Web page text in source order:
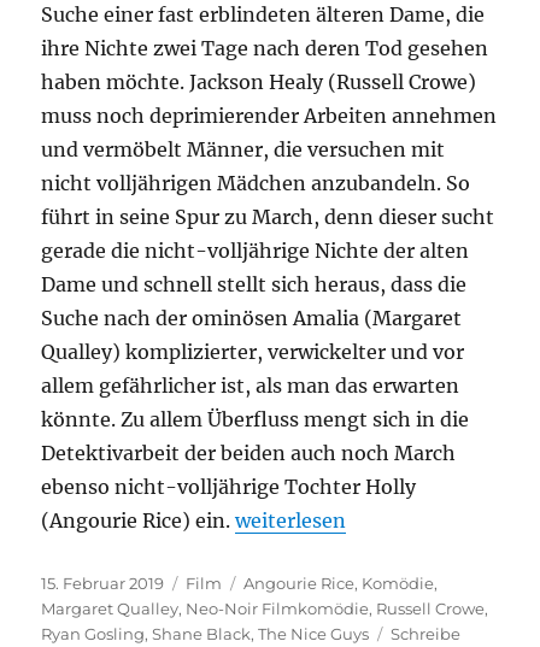
Suche einer fast erblindeten älteren Dame, die
ihre Nichte zwei Tage nach deren Tod gesehen
haben möchte. Jackson Healy (Russell Crowe)
muss noch deprimierender Arbeiten annehmen
und vermöbelt Männer, die versuchen mit
nicht volljährigen Mädchen anzubandeln. So
führt in seine Spur zu March, denn dieser sucht
gerade die nicht-volljährige Nichte der alten
Dame und schnell stellt sich heraus, dass die
Suche nach der ominösen Amalia (Margaret
Qualley) komplizierter, verwickelter und vor
allem gefährlicher ist, als man das erwarten
könnte. Zu allem Überfluss mengt sich in die
Detektivarbeit der beiden auch noch March
ebenso nicht-volljährige Tochter Holly
(Angourie Rice) ein.„The Nice Guys“
weiterlesen
Veröffentlicht
am
15. Februar 2019 Kategorien
Film Schlagwörter
Angourie Rice, Komödie,
Margaret Qualley, Neo-Noir Filmkomödie, Russell Crowe,
Ryan Gosling,Shane Black,The Nice Guys
Schreibe